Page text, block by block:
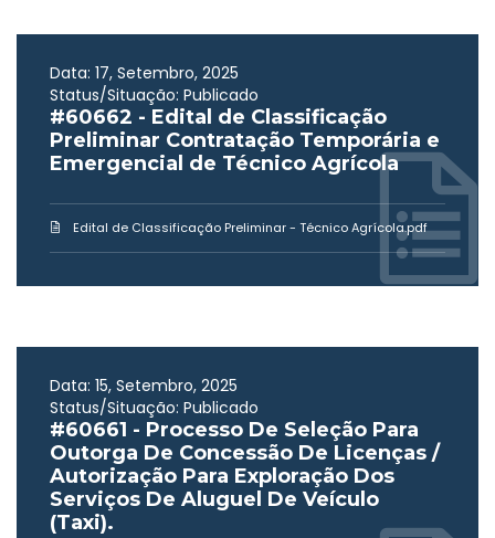
Data: 17, Setembro, 2025
Status/Situação: Publicado
#60662 - Edital de Classificação
Preliminar Contratação Temporária e
Emergencial de Técnico Agrícola
Edital de Classificação Preliminar - Técnico Agrícola.pdf
Data: 15, Setembro, 2025
Status/Situação: Publicado
#60661 - Processo De Seleção Para
Outorga De Concessão De Licenças /
Autorização Para Exploração Dos
Serviços De Aluguel De Veículo
(Taxi).